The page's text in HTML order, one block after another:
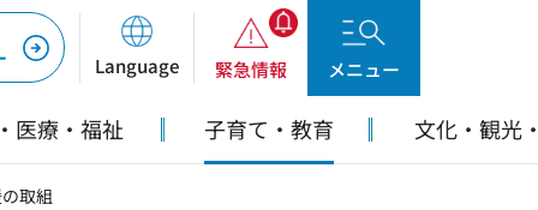
Language 緊急情報 メニュー
医療・福祉 子育て・教育 文化・観光
取組